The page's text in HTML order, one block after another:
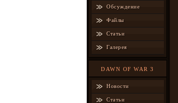
Обсуждение
Файлы
Статьи
Галерея
DAWN OF WAR 3
Новости
Статьи